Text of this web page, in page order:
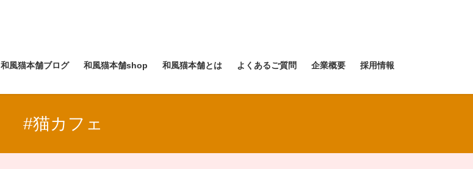
和風猫本舗ブログ 和風猫本舗shop 和風猫本舗とは よくあるご質問 企業概要 採用情報
#猫カフェ